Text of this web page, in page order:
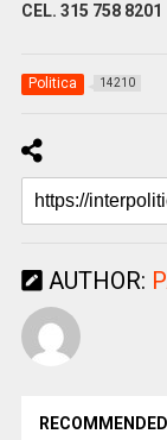
CEL. 315 758 8201
Politica 14210
AUTHOR: